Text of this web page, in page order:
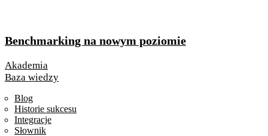
Benchmarking na nowym poziomie
Akademia
Baza wiedzy
Blog
Historie sukcesu
Integracje
Słownik